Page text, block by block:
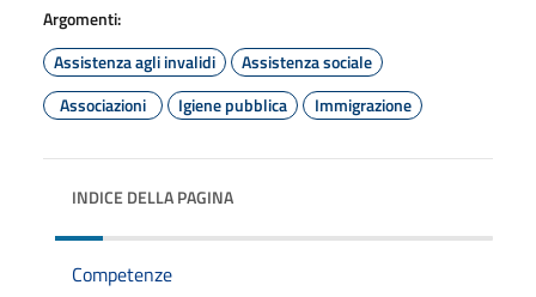
Argomenti:
Assistenza agli invalidi
Assistenza sociale
Associazioni
Igiene pubblica Immigrazione
INDICE DELLA PAGINA
Competenze